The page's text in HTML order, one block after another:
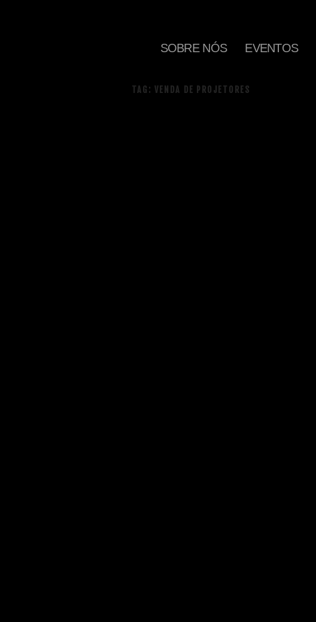
SOBRE NÓS EVENTOS
TAG: VENDA DE PROJETORES